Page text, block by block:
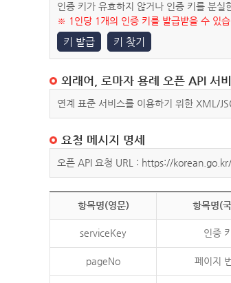
인증 키가 유효하지 않거나 인증 키를 분실
※ 1인당 1개의 인증 키를 발급받을 수 있습
키 발급 키 찾기
외래어, 로마자 용례 오픈 API 서
연계 표준 서비스를 이용하기 위한 XML/
요청 메시지 명세
오픈 API 요청 URL : https://
항목명(영문) 항목명(
serviceKey 인증 키
pageNo 페이지